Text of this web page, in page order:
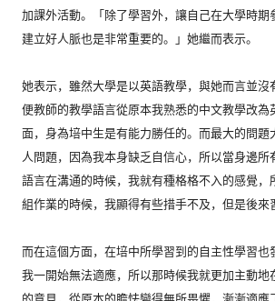
加課外活動。「除了學習外， 讓自己在大學時期
建立好人脈也是非常重要的。
」她繼而表示。
她表示，雖然大學是以英語教學，與她而言並沒
便教師的教學語言從原本我熟悉的中文教學改為
面，身為培中生是有能力勝任的。 而最大的問題
人問題，因為我本身缺乏自信心， 所以當身邊所
語言在溝通的時候， 我就有種格格不入的感覺，
組作業的時候， 我顯得有些措手不及，但是後來
而在這個方面，在培中所學習到的自主性學習也
我一開始無法適應， 所以那時候我就更加主動地